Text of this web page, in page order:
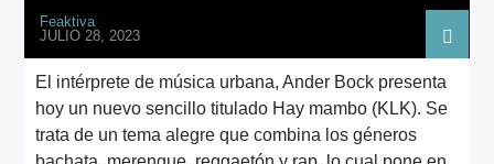
Feaktiva
JULIO 28, 2023
El intérprete de música urbana, Ander Bock presenta
hoy un nuevo sencillo titulado Hay mambo (KLK). Se
trata de un tema alegre que combina los géneros